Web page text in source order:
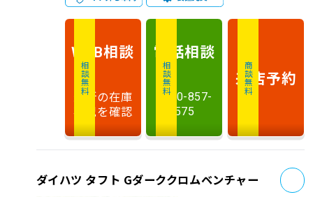
相談無料
WEB相談
最新の在庫
状況を確認
相談無料
電話相談
0120-857-
575
商談無料
来店予約
ダイハツ タフト Gダーククロムベンチャー